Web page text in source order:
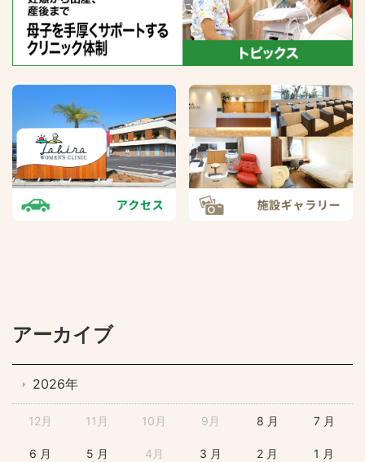
アーカイブ
2026年
12月 11月 10月 9月 8 月 7 月
6 月 5 月 4月 3 月 2 月 1 月